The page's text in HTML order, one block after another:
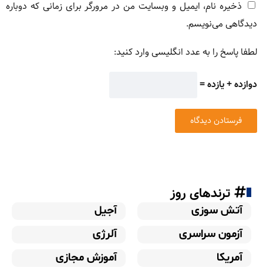
ذخیره نام، ایمیل و وبسایت من در مرورگر برای زمانی که دوباره
دیدگاهی می‌نویسم.
لطفا پاسخ را به عدد انگلیسی وارد کنید:
دوازده + یازده =
ترندهای روز
آتش سوزی
آجیل
آزمون سراسری
آلرژی
آمریکا
آموزش مجازی